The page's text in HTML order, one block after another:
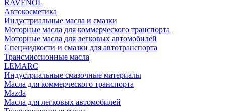
RAVENOL
Автокосметика
Индустриальные масла и смазки
Моторные масла для коммерческого транспорта
Моторные масла для легковых автомобилей
Спецжидкости и смазки для автотранспорта
Трансмиссионные масла
LEMARC
Индустриальные смазочные материалы
Масла для коммерческого транспорта
Mazda
Масла для легковых автомобилей